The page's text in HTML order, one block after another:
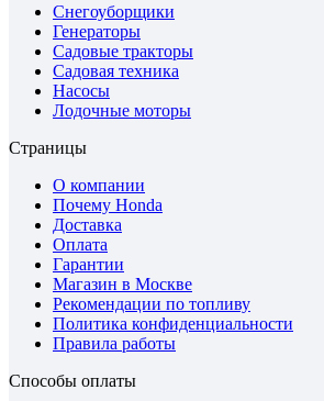
Снегоуборщики
Генераторы
Садовые тракторы
Садовая техника
Насосы
Лодочные моторы
Страницы
О компании
Почему Honda
Доставка
Оплата
Гарантии
Магазин в Москве
Рекомендации по топливу
Политика конфиденциальности
Правила работы
Способы оплаты